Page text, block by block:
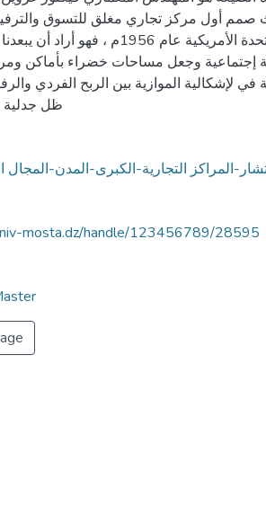
صمم أول مركز تجاري مغلق للتسوق
بوليس بالولايات المتحدة الأمريكية عام
إجتماعية وجعل مساحات خضراء بأماكن
لإشكالية الموازية بين الربح الفردي
ظل جدلية
المراكز التجارية-الكبرى-المدن-
mosta.dz/handle/123456789/28595